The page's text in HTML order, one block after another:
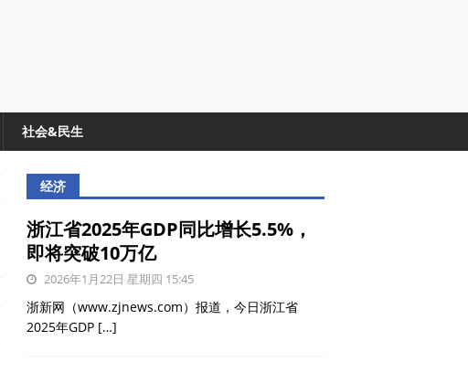
社会&民生
经济
浙江省2025年GDP同比增长5.5%，
即将突破10万亿
2026年1月22日 星期四 15:45
浙新网（www.zjnews.com）报道，今日浙江省
2025年GDP […]